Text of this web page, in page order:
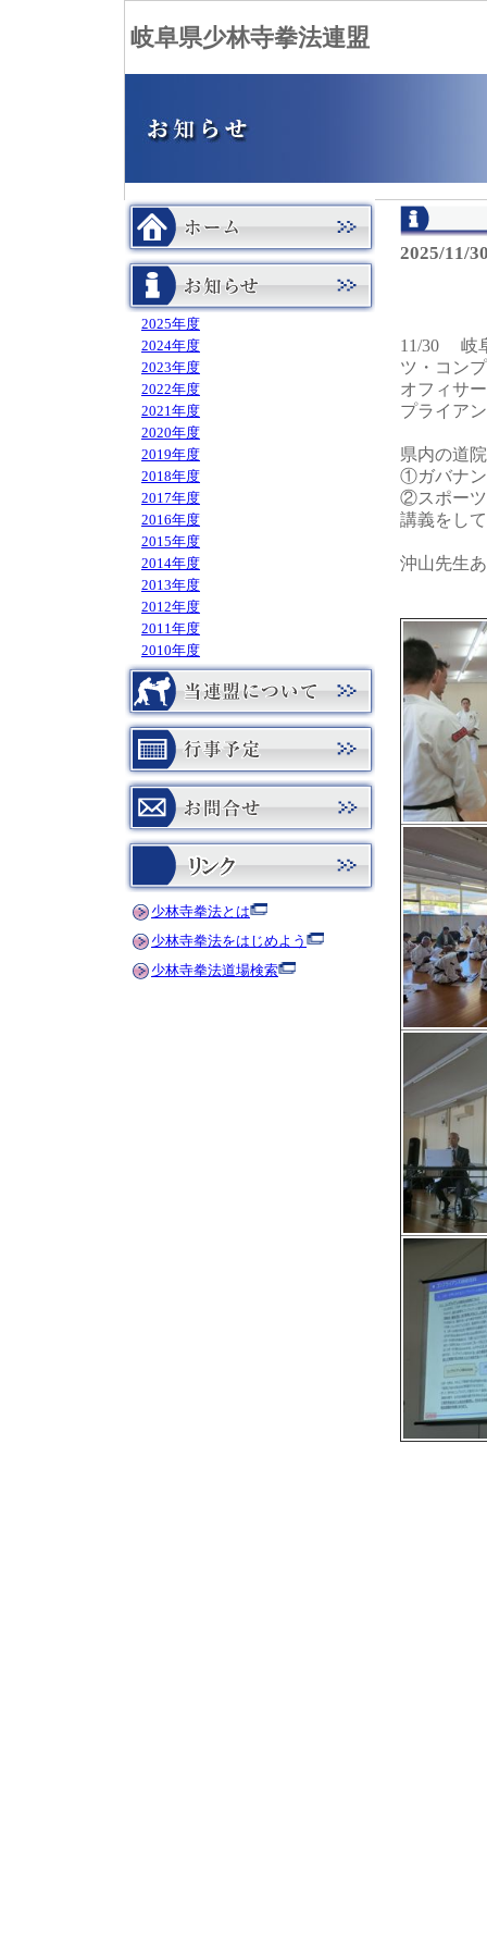
岐阜県少林寺拳法連盟
2025年度
2024年度
2023年度
2022年度
2021年度
2020年度
2019年度
2018年度
2017年度
2016年度
2015年度
2014年度
2013年度
2012年度
2011年度
2010年度
少林寺拳法とは
少林寺拳法をはじめよう
少林寺拳法道場検索
2025/11/
11/30 岐
ツ・コン
オフィサ
プライア
県内の道
①ガバナン
②スポーツ
講義をし
沖山先生